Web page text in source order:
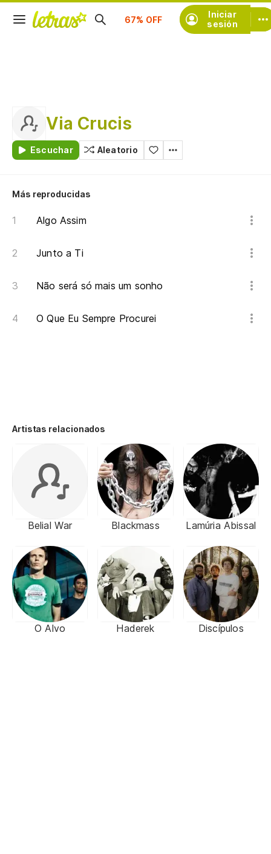
Iniciar
sesión
Suscríbete
Via Crucis
Escuchar Aleatorio
Más reproducidas
Algo Assim
Junto a Ti
Não será só mais um sonho
O Que Eu Sempre Procurei
Artistas relacionados
Belial War Blackmass Lamúria Abissal
O Alvo Haderek Discípulos